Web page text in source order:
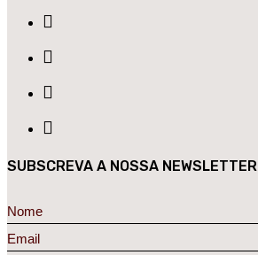
SUBSCREVA A NOSSA NEWSLETTER